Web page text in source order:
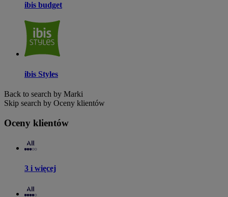
ibis budget
ibis Styles
Back to search by Marki
Skip search by Oceny klientów
Oceny klientów
3 i więcej